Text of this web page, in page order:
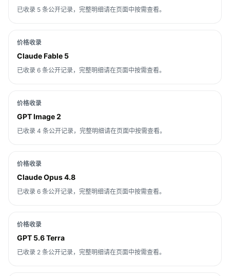
已收录 5 条公开记录，完整明细请在页面中按需查看。
价格收录
Claude Fable 5
已收录 6 条公开记录，完整明细请在页面中按需查看。
价格收录
GPT Image 2
已收录 4 条公开记录，完整明细请在页面中按需查看。
价格收录
Claude Opus 4.8
已收录 6 条公开记录，完整明细请在页面中按需查看。
价格收录
GPT 5.6 Terra
已收录 2 条公开记录，完整明细请在页面中按需查看。